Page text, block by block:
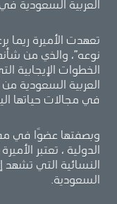
العربية السعودية في
تعهدت الأميرة ريما
نوعه”، والذي من
الخطوات الإيجابية
العربية السعودية
في مجالات حياتها
وبصفتها عضوًا في
الدولية ، تعتبر
النسائية التي تشهد
السعودية.